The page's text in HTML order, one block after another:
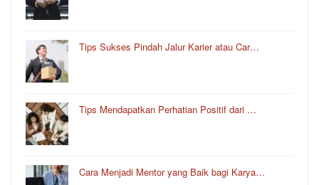
Tips Sukses Pindah Jalur Karier atau Car…
Tips Mendapatkan Perhatian Positif dari …
Cara Menjadi Mentor yang Baik bagi Karya…